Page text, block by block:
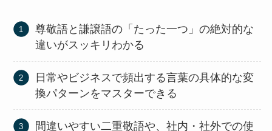
尊敬語と謙譲語の「たった一つ」の絶対的な
違いがスッキリわかる
日常やビジネスで頻出する言葉の具体的な変
換パターンをマスターできる
間違いやすい二重敬語や、社内・社外での使